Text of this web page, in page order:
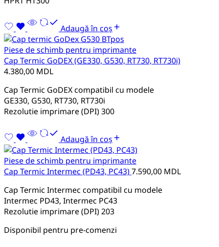
Adaugă în coș
Piese de schimb pentru imprimante
Cap Termic GoDEX (GE330, G530, RT730, RT730i)
4.380,00 MDL
Cap Termic GoDEX compatibil cu modele
GE330, G530, RT730, RT730i
Rezolutie imprimare (DPI) 300
Adaugă în coș
Piese de schimb pentru imprimante
Cap Termic Intermec (PD43, PC43)7.590,00 MDL
Cap Termic Intermec compatibil cu modele
Intermec PD43, Intermec PC43
Rezolutie imprimare (DPI) 203
Disponibil pentru pre-comenzi